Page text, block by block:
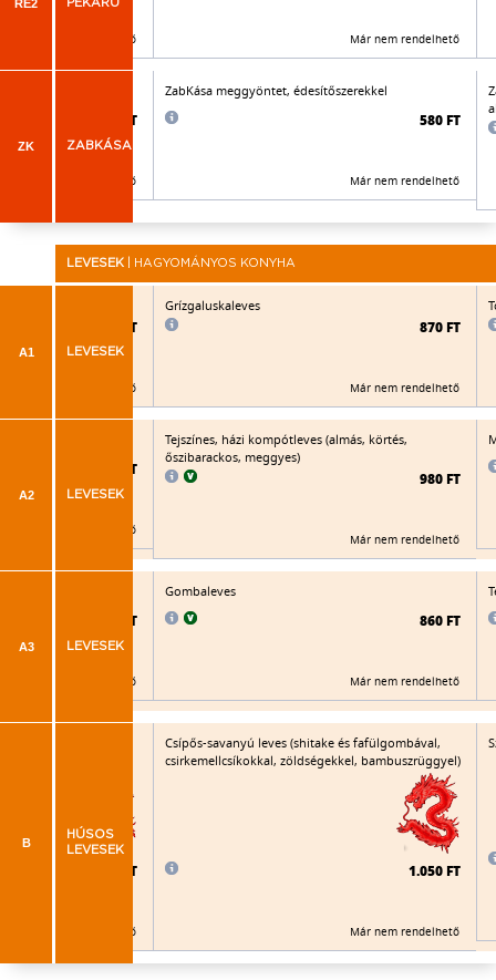
RE2 PÉKÁRU
Már nem rendelhető Már nem rendelhető
ZK ZABKÁSA
575 FT
Már nem rendelhető
ZabKása meggyöntet, édesítőszerekkel
580 FT
Már nem rendelhető
LEVESEK | HAGYOMÁNYOS KONYHA
A1 LEVESEK
835 FT
Már nem rendelhető
Grízgaluskaleves
870 FT
Már nem rendelhető
A2 LEVESEK
925 FT
Már nem rendelhető
Tejszínes, házi kompótleves (almás, körtés,
őszibarackos, meggyes)
980 FT
Már nem rendelhető
A3 LEVESEK
1.015 FT
Már nem rendelhető
Gombaleves
860 FT
Már nem rendelhető
B
HÚSOS
LEVESEK
1.060 FT
Már nem rendelhető
Csípős-savanyú leves (shitake és fafülgombával,
csirkemellcsíkokkal, zöldségekkel, bambuszrüggyel)
1.050 FT
Már nem rendelhető